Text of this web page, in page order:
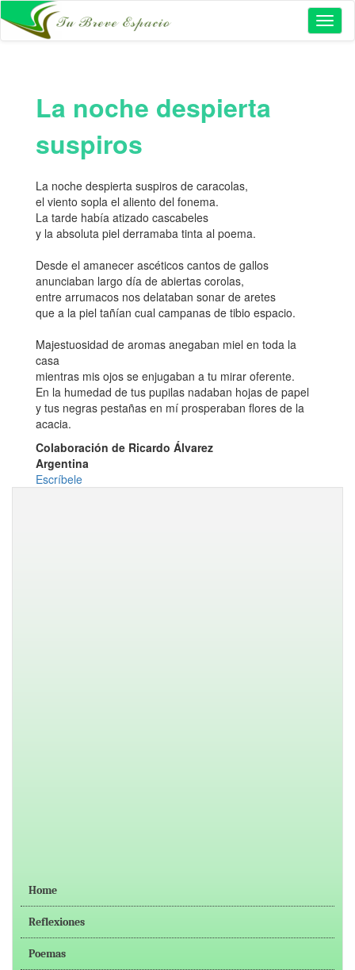
La noche despierta
suspiros
La noche despierta suspiros de caracolas,
el viento sopla el aliento del fonema.
La tarde había atizado cascabeles
y la absoluta piel derramaba tinta al poema.
Desde el amanecer ascéticos cantos de gallos
anunciaban largo día de abiertas corolas,
entre arrumacos nos delataban sonar de aretes
que a la piel tañían cual campanas de tibio espacio.
Majestuosidad de aromas anegaban miel en toda la
casa
mientras mis ojos se enjugaban a tu mirar oferente.
En la humedad de tus pupilas nadaban hojas de papel
y tus negras pestañas en mí prosperaban flores de la
acacia.
Colaboración de Ricardo Álvarez
Argentina
Escríbele
Home
Reflexiones
Poemas